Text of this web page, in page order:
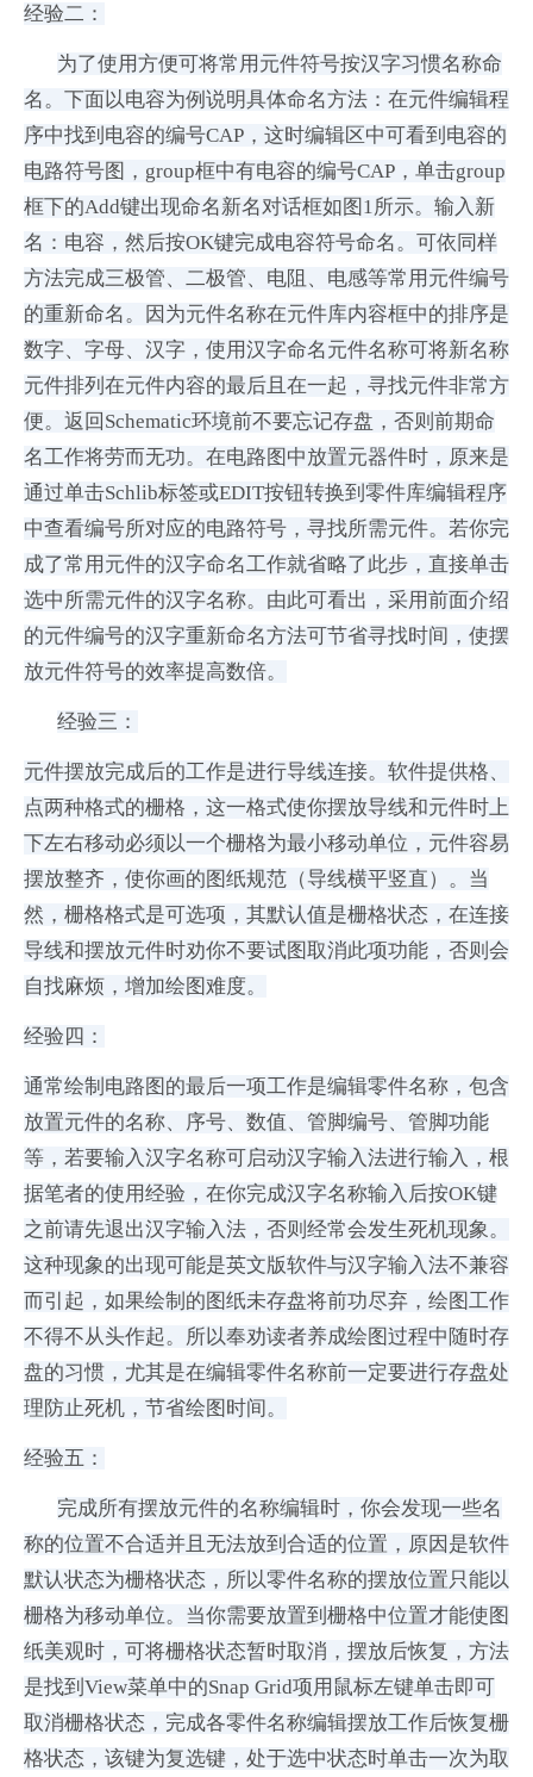
经验二：
为了使用方便可将常用元件符号按汉字习惯名称命
名。下面以电容为例说明具体命名方法：在元件编辑程
序中找到电容的编号CAP，这时编辑区中可看到电容的
电路符号图，group框中有电容的编号CAP，单击group
框下的Add键出现命名新名对话框如图1所示。输入新
名：电容，然后按OK键完成电容符号命名。可依同样
方法完成三极管、二极管、电阻、电感等常用元件编号
的重新命名。因为元件名称在元件库内容框中的排序是
数字、字母、汉字，使用汉字命名元件名称可将新名称
元件排列在元件内容的最后且在一起，寻找元件非常方
便。返回Schematic环境前不要忘记存盘，否则前期命
名工作将劳而无功。在电路图中放置元器件时，原来是
通过单击Schlib标签或EDIT按钮转换到零件库编辑程序
中查看编号所对应的电路符号，寻找所需元件。若你完
成了常用元件的汉字命名工作就省略了此步，直接单击
选中所需元件的汉字名称。由此可看出，采用前面介绍
的元件编号的汉字重新命名方法可节省寻找时间，使摆
放元件符号的效率提高数倍。
经验三：
元件摆放完成后的工作是进行导线连接。软件提供格、
点两种格式的栅格，这一格式使你摆放导线和元件时上
下左右移动必须以一个栅格为最小移动单位，元件容易
摆放整齐，使你画的图纸规范（导线横平竖直）。当
然，栅格格式是可选项，其默认值是栅格状态，在连接
导线和摆放元件时劝你不要试图取消此项功能，否则会
自找麻烦，增加绘图难度。
经验四：
通常绘制电路图的最后一项工作是编辑零件名称，包含
放置元件的名称、序号、数值、管脚编号、管脚功能
等，若要输入汉字名称可启动汉字输入法进行输入，根
据笔者的使用经验，在你完成汉字名称输入后按OK键
之前请先退出汉字输入法，否则经常会发生死机现象。
这种现象的出现可能是英文版软件与汉字输入法不兼容
而引起，如果绘制的图纸未存盘将前功尽弃，绘图工作
不得不从头作起。所以奉劝读者养成绘图过程中随时存
盘的习惯，尤其是在编辑零件名称前一定要进行存盘处
理防止死机，节省绘图时间。
经验五：
完成所有摆放元件的名称编辑时，你会发现一些名
称的位置不合适并且无法放到合适的位置，原因是软件
默认状态为栅格状态，所以零件名称的摆放位置只能以
栅格为移动单位。当你需要放置到栅格中位置才能使图
纸美观时，可将栅格状态暂时取消，摆放后恢复，方法
是找到View菜单中的Snap Grid项用鼠标左键单击即可
取消栅格状态，完成各零件名称编辑摆放工作后恢复栅
格状态，该键为复选键，处于选中状态时单击一次为取